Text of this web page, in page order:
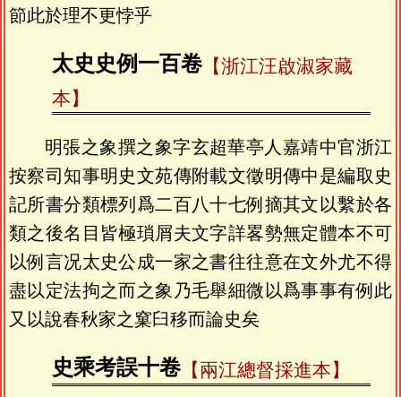
節此於理不更悖乎
太史史例一百卷【浙江汪啟淑家藏
本】
明張之象撰之象字玄超華亭人嘉靖中官浙江
按察司知事明史文苑傳附載文徵明傳中是編取史
記所書分類標列爲二百八十七例摘其文以繫於各
類之後名目皆極瑣屑夫文字詳畧勢無定體本不可
以例言况太史公成一家之書往往意在文外尤不得
盡以定法拘之而之象乃毛舉細微以爲事事有例此
又以說春秋家之窠臼移而論史矣
史乘考誤十卷【兩江總督採進本】